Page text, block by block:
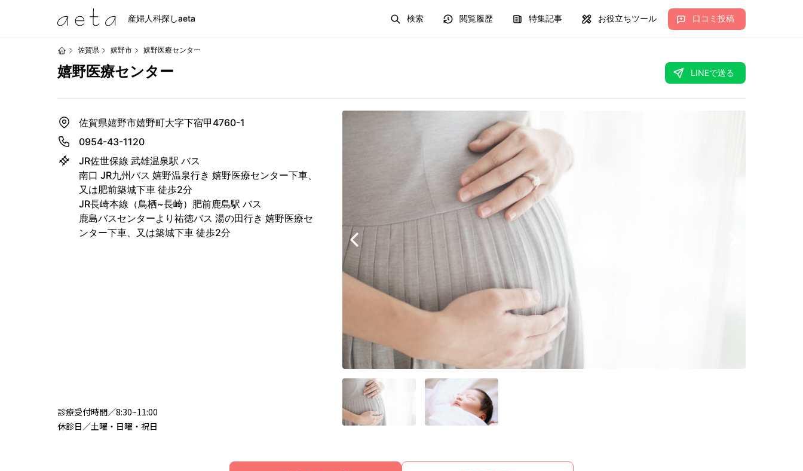
産婦人科探しaeta 検索 閲覧履歴 特集記事 お役立ちツール 口コミ投稿
佐賀県 嬉野市 嬉野医療センター
嬉野医療センター LINEで送る
佐賀県嬉野市嬉野町大字下宿甲4760-1
0954-43-1120
JR佐世保線 武雄温泉駅 バス
南口 JR九州バス 嬉野温泉行き 嬉野医療センター下車、
又は肥前築城下車 徒歩2分
JR長崎本線（鳥栖~長崎）肥前鹿島駅 バス
鹿島バスセンターより祐徳バス 湯の田行き 嬉野医療セ
ンター下車、又は築城下車 徒歩2分
診療受付時間／8:30~11:00
休診日／土曜・日曜・祝日